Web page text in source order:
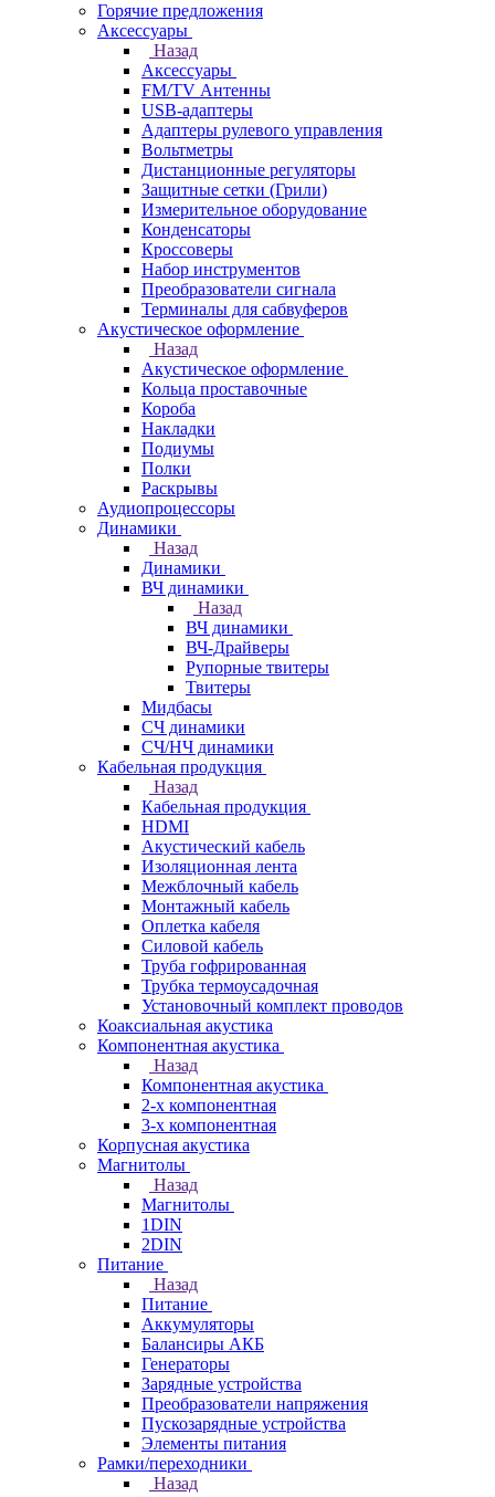
Горячие предложения
Аксессуары
Назад
Аксессуары
FM/TV Антенны
USB-адаптеры
Адаптеры рулевого управления
Вольтметры
Дистанционные регуляторы
Защитные сетки (Грили)
Измерительное оборудование
Конденсаторы
Кроссоверы
Набор инструментов
Преобразователи сигнала
Терминалы для сабвуферов
Акустическое оформление
Назад
Акустическое оформление
Кольца проставочные
Короба
Накладки
Подиумы
Полки
Раскрывы
Аудиопроцессоры
Динамики
Назад
Динамики
ВЧ динамики
Назад
ВЧ динамики
ВЧ-Драйверы
Рупорные твитеры
Твитеры
Мидбасы
СЧ динамики
СЧ/НЧ динамики
Кабельная продукция
Назад
Кабельная продукция
HDMI
Акустический кабель
Изоляционная лента
Межблочный кабель
Монтажный кабель
Оплетка кабеля
Силовой кабель
Труба гофрированная
Трубка термоусадочная
Установочный комплект проводов
Коаксиальная акустика
Компонентная акустика
Назад
Компонентная акустика
2-х компонентная
3-х компонентная
Корпусная акустика
Магнитолы
Назад
Магнитолы
1DIN
2DIN
Питание
Назад
Питание
Аккумуляторы
Балансиры АКБ
Генераторы
Зарядные устройства
Преобразователи напряжения
Пускозарядные устройства
Элементы питания
Рамки/переходники
Назад